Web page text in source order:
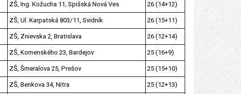
ZŠ, Ing. Kožucha 11, Spišská Nová Ves 26 (14+12)
ZŠ, Ul. Karpatská 803/11, Svidník 26 (15+11)
ZŠ, Znievska 2, Bratislava 26 (12+14)
ZŠ, Komenského 23, Bardejov 25 (16+9)
ZŠ, Šmeralova 25, Prešov 25 (15+10)
ZŠ, Benkova 34, Nitra 25 (12+13)